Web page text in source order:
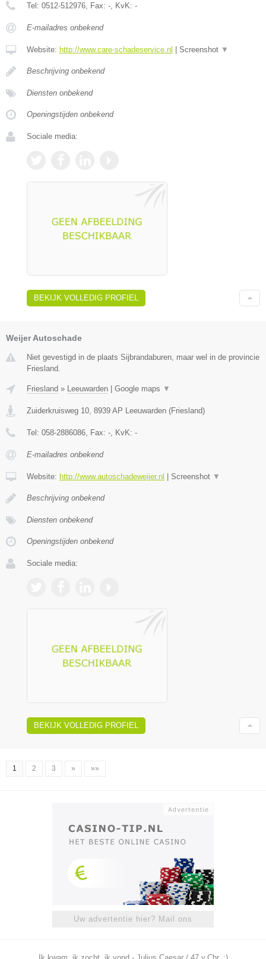
Tel: 0512-512976 , Fax: - , KvK: -
E-mailadres onbekend
Website: http://www.care-schadeservice.nl | Screenshot ▼
Beschrijving onbekend
Diensten onbekend
Openingstijden onbekend
Sociale media:
BEKIJK VOLLEDIG PROFIEL
Weijer Autoschade
Niet gevestigd in de plaats Sijbrandaburen, maar wel in de provincie
Friesland.
Friesland » Leeuwarden Google maps ▼
Zuiderkruisweg 10, 8939 AP Leeuwarden (Friesland)
Tel: 058-2886086, Fax: -, KvK: -
E-mailadres onbekend
Website: http://www.autoschadeweijer.nl Screenshot ▼
Beschrijving onbekend
Diensten onbekend
Openingstijden onbekend
Sociale media:
BEKIJK VOLLEDIG PROFIEL
1 2 3 » »»
Uw advertentie hier? Mail ons